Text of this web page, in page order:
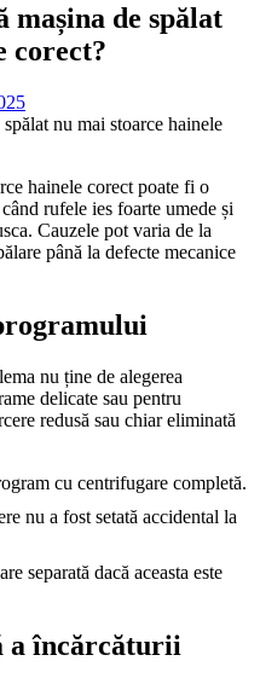
mașina de spălat
corect?
hainele corect poate fi o
rufele ies foarte umede și
Cauzele pot varia de la
până la defecte mecanice
nu ține de alegerea
delicate sau pentru
redusă sau chiar eliminată
cu centrifugare completă.
nu a fost setată accidental la
separată dacă aceasta este
a încărcăturii